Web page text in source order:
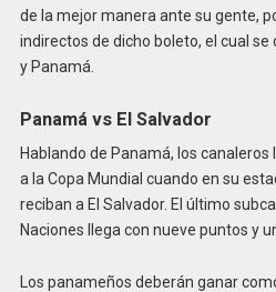
de la mejor manera ante su gente,
indirectos de dicho boleto, el cual
y Panamá.
Panamá vs El Salvador
Hablando de Panamá, los
a la Copa Mundial cuando en su
reciban a El Salvador. El último
Naciones llega con nueve puntos y
Los panameños deberán ganar